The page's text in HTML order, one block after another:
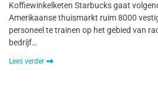
Koffiewinkelketen Starbucks gaat
Amerikaanse thuismarkt ruim 8000
personeel te trainen op het gebied van
bedrijf…
Lees verder